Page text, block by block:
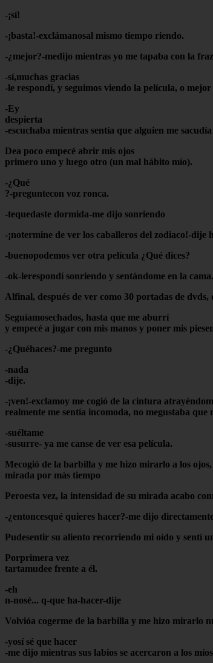
-¡sí!
-¡basta!-exclámanosal mismo tiempo riendo.
-¿mejor?-medijo mientras yo me tapaba con la
-sí,muchas gracias
-le respondí, y seguimos viendo la película, o
-Ey
despierta
-escuchaba mientras sentía que alguien me
Dea poco empecé abrir mis ojos
primero uno y luego otro (un mal hábito mío).
-¿Qué
?-preguntecon voz ronca.
-tequedaste dormida-me dijo sonriendo
-¡notermine de ver los caballeros del zodiaco!-dije
-buenopodemos ver otra película ¿Qué dices?
-ok-lerespondí sonriendo y sentándome en la cama.
Alfinal, después de ver como 30 portadas de
Seguíamosechados, hasta que me aburrí
y empecé a jugar con mis manos y poner mis
-¿Quéhaces?-me pregunto
-nada
-dije.
-¡ven!-exclamoy me cogió de la cintura
realmente me sentía incomoda, no megustaba
-suéltame
-susurre- ya me canse de ver esa película.
Mecogió de la barbilla y me hizo mirarlo a los
mirada por más tiempo
Peroesta vez, la intensidad de su mirada acabo
-¿entoncesqué quieres hacer?-me dijo
Pudesentir su aliento recorriendo mi oído y sentí
Porprimera vez
tartamudee frente a él.
-eh
n-nosé... q-que ha-hacer-dije
Volvióa cogerme de la barbilla y me hizo mirarlo
-yosí sé que hacer
-me dijo mientras sus labios se acercaron a los